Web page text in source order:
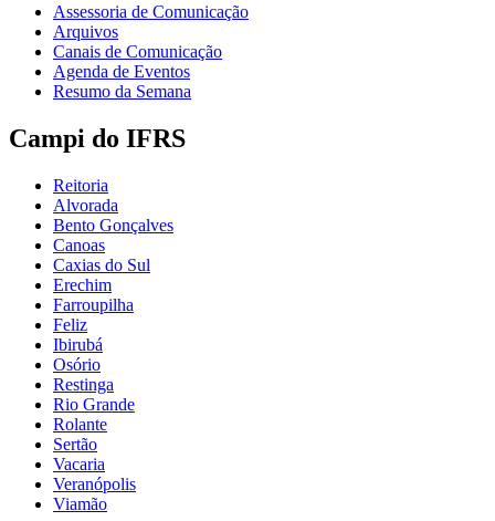
Assessoria de Comunicação
Arquivos
Canais de Comunicação
Agenda de Eventos
Resumo da Semana
Campi do IFRS
Reitoria
Alvorada
Bento Gonçalves
Canoas
Caxias do Sul
Erechim
Farroupilha
Feliz
Ibirubá
Osório
Restinga
Rio Grande
Rolante
Sertão
Vacaria
Veranópolis
Viamão